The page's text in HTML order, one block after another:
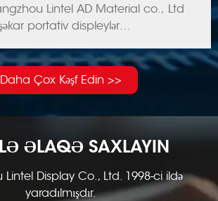
Lintel AD Material co., Ltd
portativ displeylər
işıq qutusu, boru çərçivələri,
Daha Çox Kəşf Edin >>
ƏLAQƏ SAXLAYIN
Display Co., Ltd. 1998-ci ildə
yaradılmışdır.